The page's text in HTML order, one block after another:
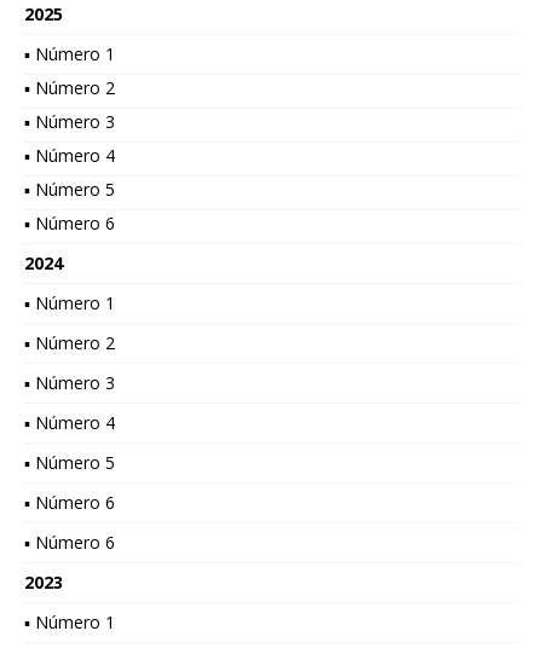
2025
▪ Número 1
▪ Número 2
▪ Número 3
▪ Número 4
▪ Número 5
▪ Número 6
2024
▪ Número 1
▪ Número 2
▪ Número 3
▪ Número 4
▪ Número 5
▪ Número 6
▪ Número 6
2023
▪ Número 1